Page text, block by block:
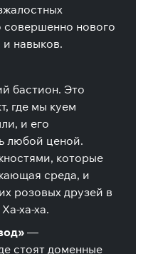
нового
навыков.
бастион. Это
где мы куем
и его
любой ценой.
которые
среда, и
розовых друзей в
ха-ха.
—
стоят доменные